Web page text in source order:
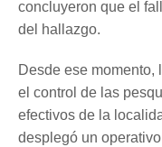
concluyeron que el
del hallazgo.
Desde ese momento,
el control de las
efectivos de la
desplegó un